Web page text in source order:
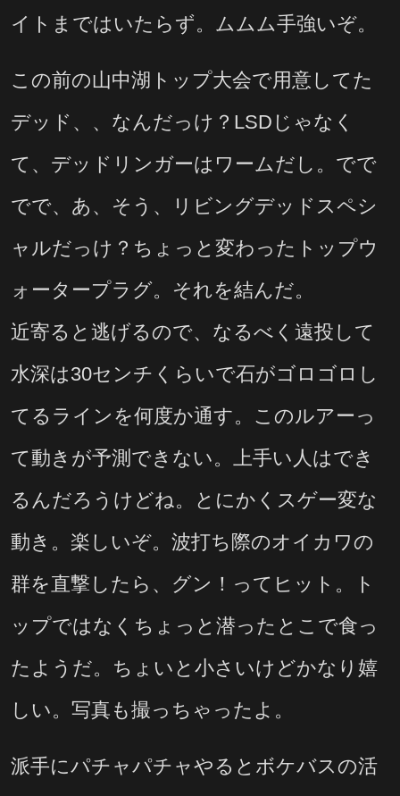
イトまではいたらず。ムムム手強いぞ。
この前の山中湖トップ大会で用意してた
デッド、、なんだっけ？LSDじゃなく
て、デッドリンガーはワームだし。でで
でで、あ、そう、リビングデッドスペシ
ャルだっけ？ちょっと変わったトップウ
ォータープラグ。それを結んだ。
近寄ると逃げるので、なるべく遠投して
水深は30センチくらいで石がゴロゴロし
てるラインを何度か通す。このルアーっ
て動きが予測できない。上手い人はでき
るんだろうけどね。とにかくスゲー変な
動き。楽しいぞ。波打ち際のオイカワの
群を直撃したら、グン！ってヒット。ト
ップではなくちょっと潜ったとこで食っ
たようだ。ちょいと小さいけどかなり嬉
しい。写真も撮っちゃったよ。
派手にパチャパチャやるとボケバスの活